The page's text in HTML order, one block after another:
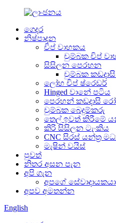
ගෙදර
නිෂ්පාදන
චිප් වාහකය
චුම්බක චිප්
සිසිලන පෙරහන
චුම්බක
ලෝහ චිප් ෂ්රෙඩර්
Hinged වානේ පටිය
පෙරහන් කඩදාසි
චුම්බක බෙදුම්කරු
තෙල් ඉවත් කිරීමේ
කිරි සිසිලන ටැංකිය
CNC සිරස් යන්ත්‍ර
මැෂින් වයිස්
පුවත්
නිතර අසන පැන
අපි ගැන
අපගේ සේවාදායකයා
අපව අමතන්න
English